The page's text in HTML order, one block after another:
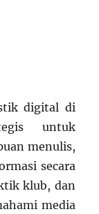
digital di
untuk
menulis,
secara
klub, dan
media